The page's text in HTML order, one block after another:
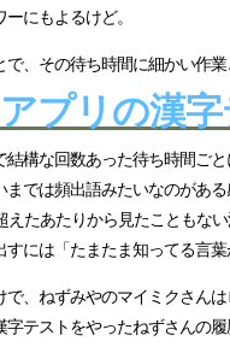
にもよるけど。
で、その待ち時間に細かい作
プリの漢字
結構な回数あった待ち時間ごと
までは頻出語みたいなのがあ
えたあたりから見たこともな
すには「たまたま知ってる言
で、ねずみやのマイミクさん
字テストをやったねずさんの